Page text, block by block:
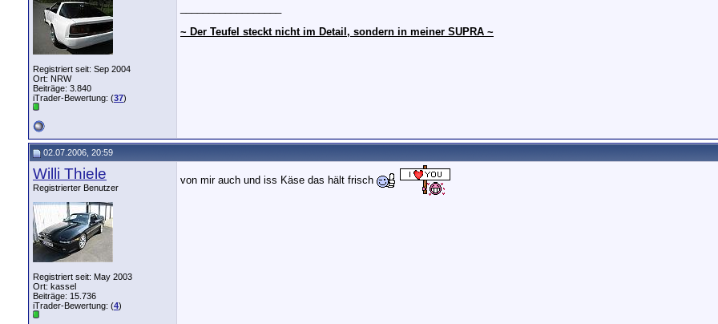
Registriert seit: Sep 2004
Ort: NRW
Beiträge: 3.840
iTrader-Bewertung: (37)
~ Der Teufel steckt nicht im Detail, sondern in meiner SUPRA ~
02.07.2006, 20:59
Willi Thiele
Registrierter Benutzer
Registriert seit: May 2003
Ort: kassel
Beiträge: 15.736
iTrader-Bewertung: (4)
von mir auch und iss Käse das hält frisch